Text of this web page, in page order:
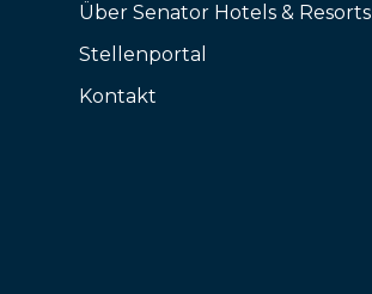
Über Senator Hotels & Resorts
Stellenportal
Kontakt